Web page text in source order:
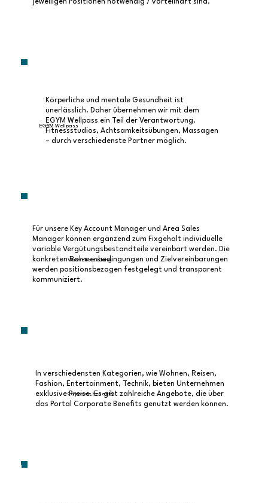
Miteinander und der Wille, gemeinsam etwas zu
und auf meine Kolleg:innen zugehen kann, wenn
anderer gefragt sind. Das ist beruhigend und
motivierend zugleich, weil wir wirklich
gemeinsam vorankommen wollen."
jeweiligen Positionen notwendig / vorteilhaft sind.
Körperliche und mentale Gesundheit ist
unerlässlich. Daher übernehmen wir mit dem
EGYM Wellpass ein Teil der Verantwortung.
Fitnessstudios, Achtsamkeitsübungen, Massagen
– durch verschiedenste Partner möglich.
EGYM Wellpass
Für unsere Key Account Manager und Area Sales
Manager können ergänzend zum Fixgehalt individuelle
variable Vergütungsbestandteile vereinbart werden. Die
konkreten Rahmenbedingungen und Zielvereinbarungen
werden positionsbezogen festgelegt und transparent
kommuniziert.
Vertriebsleistung
In verschiedensten Kategorien, wie Wohnen, Reisen,
Fashion, Entertainment, Technik, bieten Unternehmen
exklusive Preise. Es gibt zahlreiche Angebote, die über
das Portal Corporate Benefits genutzt werden können.
Corporate Benefits